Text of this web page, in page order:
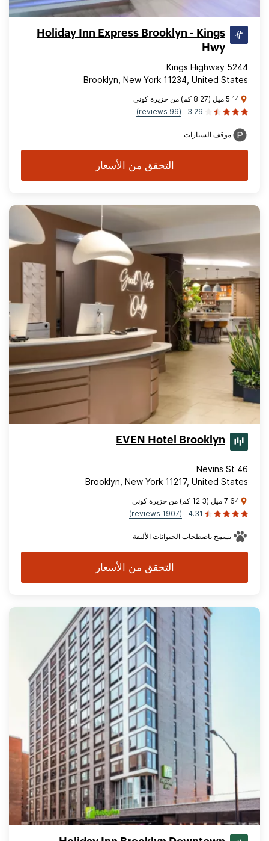
Holiday Inn Express Brooklyn - Kings
Hwy
5244 Kings Highway
Brooklyn, New York 11234, United States
5.14 ميل (8.27 كم) من جزيرة كوني
3.29
(99 reviews)
موقف السيارات
التحقق من الأسعار
EVEN Hotel Brooklyn
46 Nevins St
Brooklyn, New York 11217, United States
7.64 ميل (12.3 كم) من جزيرة كوني
4.31
(1907 reviews)
يسمح باصطحاب الحيوانات الأليفة
التحقق من الأسعار